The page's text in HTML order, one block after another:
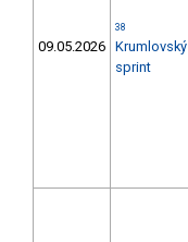
09.05.2026
38
Krumlovský
sprint